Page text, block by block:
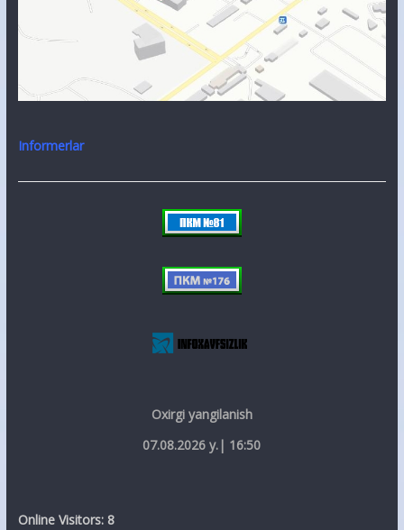
Informerlar
Oxirgi yangilanish
07.08.2026 y.| 16:50
Online Visitors: 8